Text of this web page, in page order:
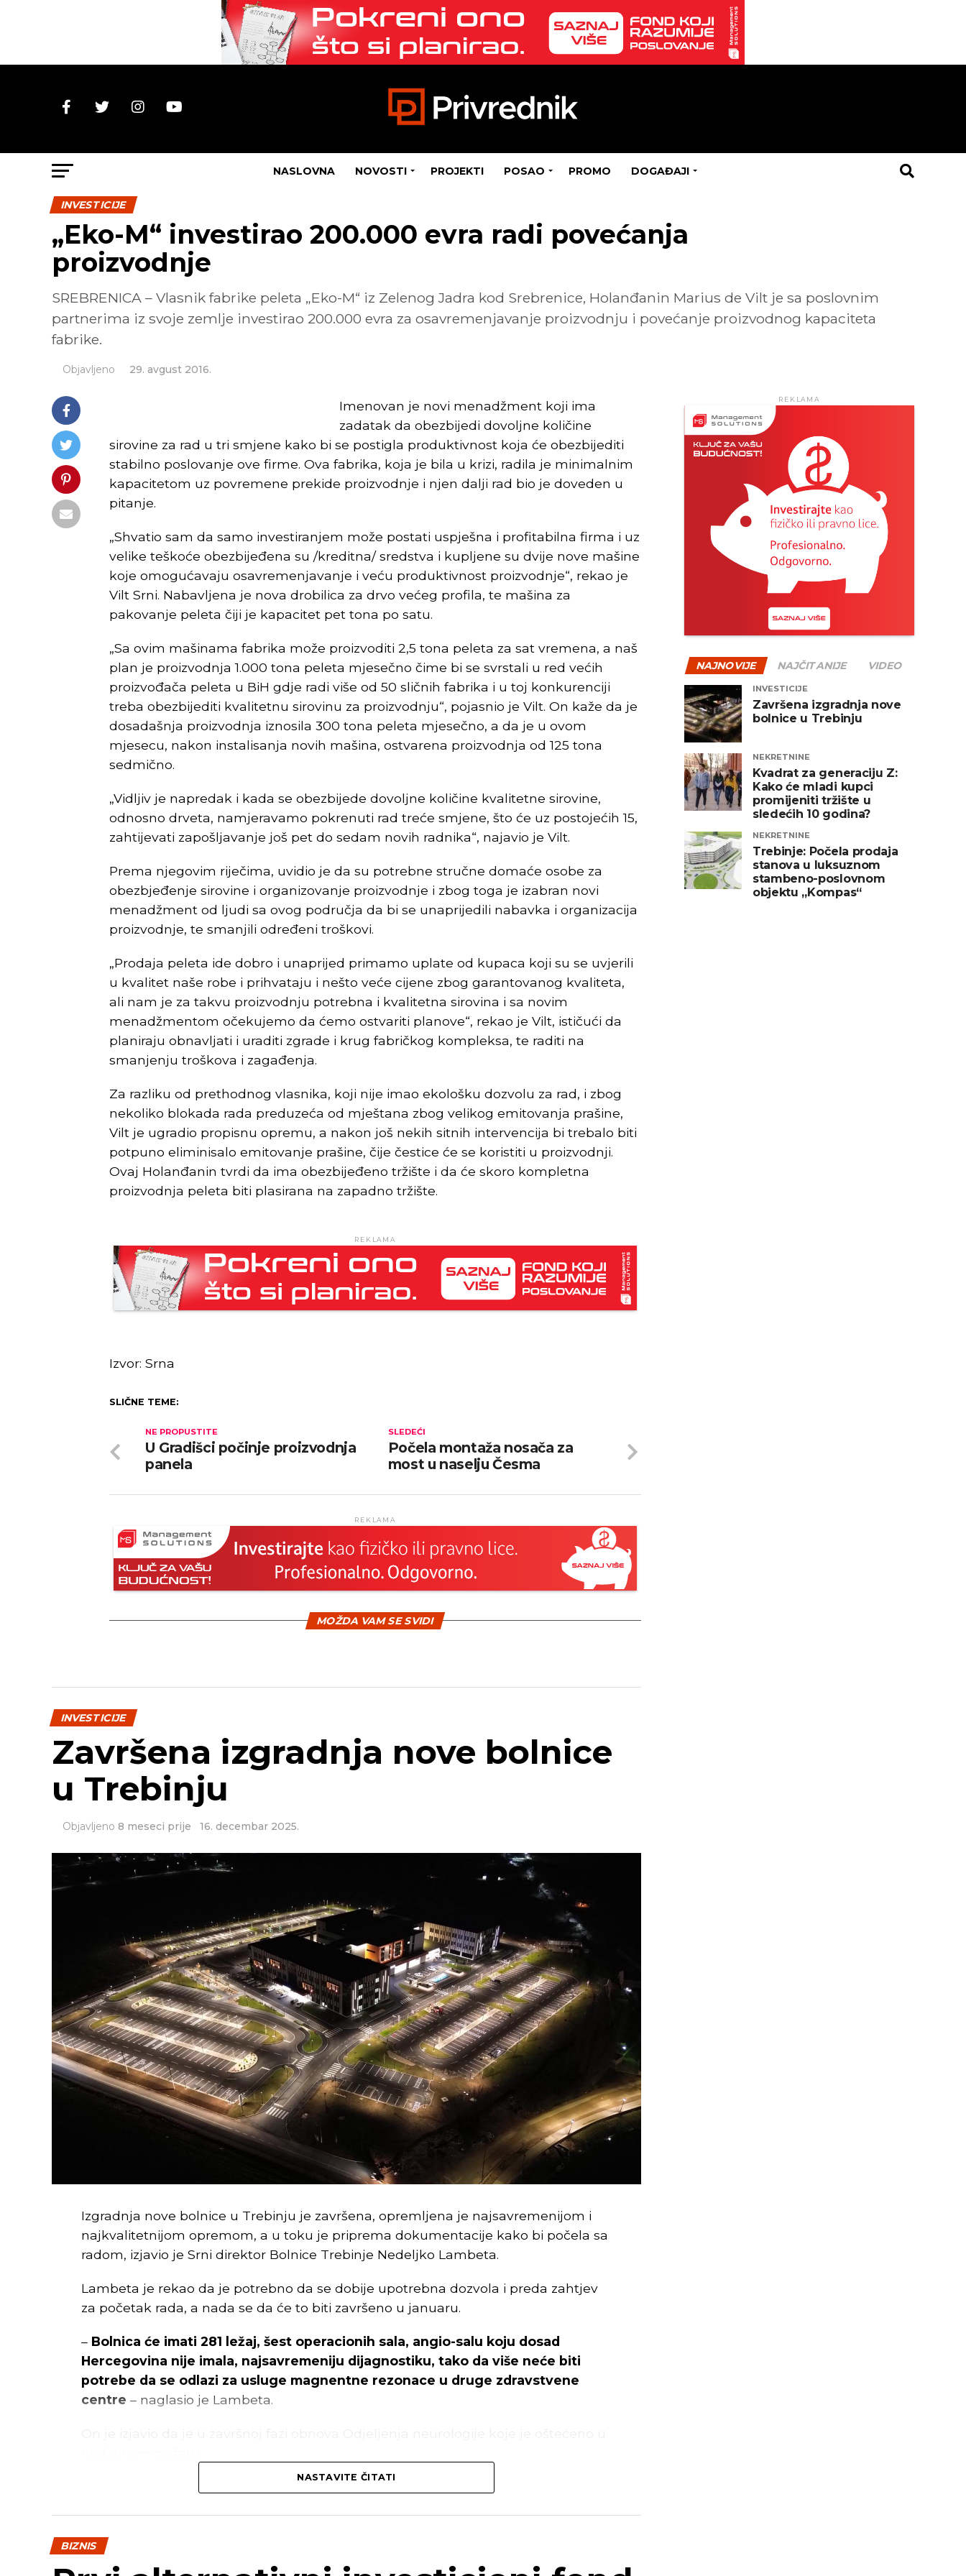
NASLOVNA NOVOSTI PROJEKTI POSAO PROMO DOGAĐAJI
INVESTICIJE
„Eko-M“ investirao 200.000 evra radi povećanja
proizvodnje
SREBRENICA – Vlasnik fabrike peleta „Eko-M“ iz Zelenog Jadra kod Srebrenice, Holanđanin Marius de Vilt je sa poslovnim
partnerima iz svoje zemlje investirao 200.000 evra za osavremenjavanje proizvodnju i povećanje proizvodnog kapaciteta
fabrike.
Objavljeno 29. avgust 2016.
Imenovan je novi menadžment koji ima
zadatak da obezbijedi dovoljne količine
sirovine za rad u tri smjene kako bi se postigla produktivnost koja će obezbijediti
stabilno poslovanje ove firme. Ova fabrika, koja je bila u krizi, radila je minimalnim
kapacitetom uz povremene prekide proizvodnje i njen dalji rad bio je doveden u
pitanje.
„Shvatio sam da samo investiranjem može postati uspješna i profitabilna firma i uz
velike teškoće obezbijeđena su /kreditna/ sredstva i kupljene su dvije nove mašine
koje omogućavaju osavremenjavanje i veću produktivnost proizvodnje“, rekao je
Vilt Srni. Nabavljena je nova drobilica za drvo većeg profila, te mašina za
pakovanje peleta čiji je kapacitet pet tona po satu.
„Sa ovim mašinama fabrika može proizvoditi 2,5 tona peleta za sat vremena, a naš
plan je proizvodnja 1.000 tona peleta mjesečno čime bi se svrstali u red većih
proizvođača peleta u BiH gdje radi više od 50 sličnih fabrika i u toj konkurenciji
treba obezbijediti kvalitetnu sirovinu za proizvodnju“, pojasnio je Vilt. On kaže da je
dosadašnja proizvodnja iznosila 300 tona peleta mjesečno, a da je u ovom
mjesecu, nakon instalisanja novih mašina, ostvarena proizvodnja od 125 tona
sedmično.
„Vidljiv je napredak i kada se obezbijede dovoljne količine kvalitetne sirovine,
odnosno drveta, namjeravamo pokrenuti rad treće smjene, što će uz postojećih 15,
zahtijevati zapošljavanje još pet do sedam novih radnika“, najavio je Vilt.
Prema njegovim riječima, uvidio je da su potrebne stručne domaće osobe za
obezbjeđenje sirovine i organizovanje proizvodnje i zbog toga je izabran novi
menadžment od ljudi sa ovog područja da bi se unaprijedili nabavka i organizacija
proizvodnje, te smanjili određeni troškovi.
„Prodaja peleta ide dobro i unaprijed primamo uplate od kupaca koji su se uvjerili
u kvalitet naše robe i prihvataju i nešto veće cijene zbog garantovanog kvaliteta,
ali nam je za takvu proizvodnju potrebna i kvalitetna sirovina i sa novim
menadžmentom očekujemo da ćemo ostvariti planove“, rekao je Vilt, ističući da
planiraju obnavljati i uraditi zgrade i krug fabričkog kompleksa, te raditi na
smanjenju troškova i zagađenja.
Za razliku od prethodnog vlasnika, koji nije imao ekološku dozvolu za rad, i zbog
nekoliko blokada rada preduzeća od mještana zbog velikog emitovanja prašine,
Vilt je ugradio propisnu opremu, a nakon još nekih sitnih intervencija bi trebalo biti
potpuno eliminisalo emitovanje prašine, čije čestice će se koristiti u proizvodnji.
Ovaj Holanđanin tvrdi da ima obezbijeđeno tržište i da će skoro kompletna
proizvodnja peleta biti plasirana na zapadno tržište.
REKLAMA
Izvor: Srna
SLIČNE TEME:
SLEDEĆI
Počela montaža nosača za
most u naselju Česma
NE PROPUSTITE
U Gradišci počinje proizvodnja
panela
REKLAMA
MOŽDA VAM SE SVIDI
INVESTICIJE
Završena izgradnja nove bolnice
u Trebinju
Objavljeno 8 meseci prije 16. decembar 2025.
Izgradnja nove bolnice u Trebinju je završena, opremljena je najsavremenijom i
najkvalitetnijom opremom, a u toku je priprema dokumentacije kako bi počela sa
radom, izjavio je Srni direktor Bolnice Trebinje Nedeljko Lambeta.
Lambeta je rekao da je potrebno da se dobije upotrebna dozvola i preda zahtjev
za početak rada, a nada se da će to biti završeno u januaru.
– Bolnica će imati 281 ležaj, šest operacionih sala, angio-salu koju dosad
Hercegovina nije imala, najsavremeniju dijagnostiku, tako da više neće biti
potrebe da se odlazi za usluge magnentne rezonace u druge zdravstvene
centre – naglasio je Lambeta.
–Očekujem da će se u toku ove sedmice kompletno osoblje i pacijenti vratiti
na Odjeljenje neurologije
NASTAVITE ČITATI
BIZNIS
REKLAMA
NAJNOVIJE NAJČITANIJE VIDEO
INVESTICIJE
Završena izgradnja nove
bolnice u Trebinju
NEKRETNINE
Kvadrat za generaciju Z:
Kako će mladi kupci
promijeniti tržište u
sledećih 10 godina?
NEKRETNINE
Trebinje: Počela prodaja
stanova u luksuznom
stambeno-poslovnom
objektu „Kompas“